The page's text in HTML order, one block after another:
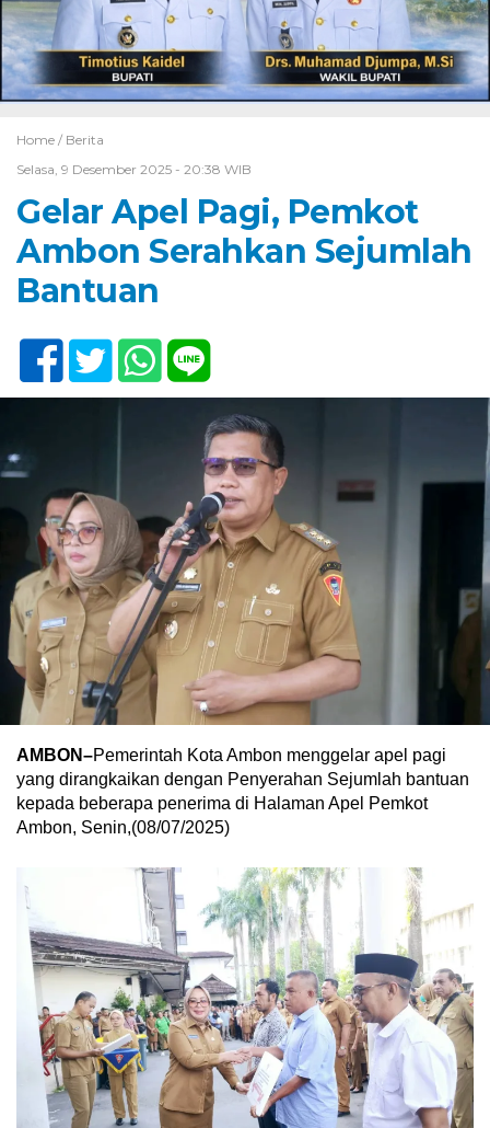
Home / Berita
Selasa, 9 Desember 2025 - 20:38 WIB
Gelar Apel Pagi, Pemkot
Ambon Serahkan Sejumlah
Bantuan
AMBON–Pemerintah Kota Ambon menggelar apel pagi
yang dirangkaikan dengan Penyerahan Sejumlah bantuan
kepada beberapa penerima di Halaman Apel Pemkot
Ambon, Senin,(08/07/2025)